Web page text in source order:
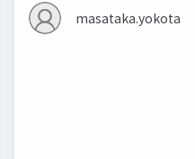
masataka.yokota